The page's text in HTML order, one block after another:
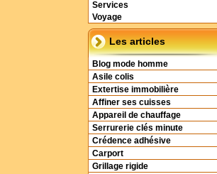
Services
Voyage
Les articles
Blog mode homme
Asile colis
Extertise immobilière
Affiner ses cuisses
Appareil de chauffage
Serrurerie clés minute
Crédence adhésive
Carport
Grillage rigide